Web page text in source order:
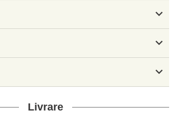



Livrare